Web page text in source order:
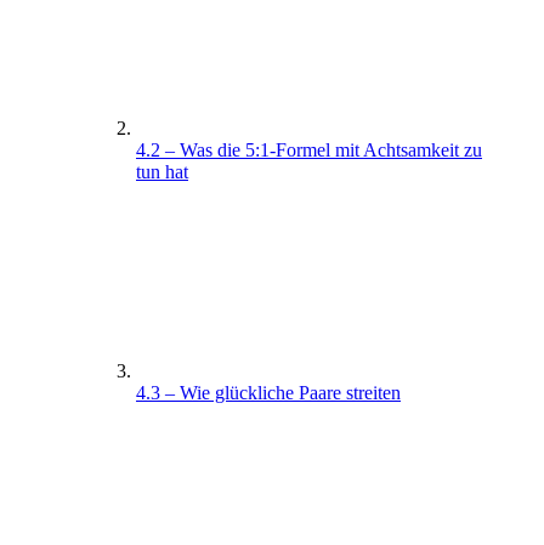
4.2 – Was die 5:1-Formel mit Achtsamkeit zu
tun hat
4.3 – Wie glückliche Paare streiten